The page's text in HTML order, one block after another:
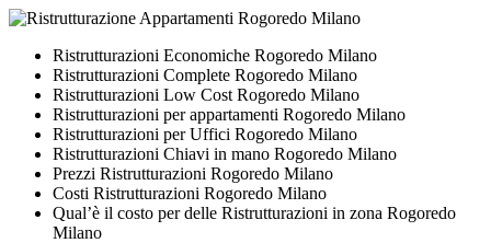
Ristrutturazioni Economiche Rogoredo Milano
Ristrutturazioni Complete Rogoredo Milano
Ristrutturazioni Low Cost Rogoredo Milano
Ristrutturazioni per appartamenti Rogoredo Milano
Ristrutturazioni per Uffici Rogoredo Milano
Ristrutturazioni Chiavi in mano Rogoredo Milano
Prezzi Ristrutturazioni Rogoredo Milano
Costi Ristrutturazioni Rogoredo Milano
Qual’è il costo per delle Ristrutturazioni in zona Rogoredo
Milano